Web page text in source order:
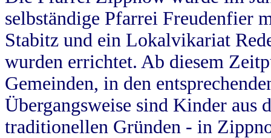
selbständige Pfarrei Freudenfier
Stabitz und ein Lokalvikariat
wurden errichtet. Ab diesem
Gemeinden, in den
Übergangsweise sind Kinder aus
traditionellen Gründen - in